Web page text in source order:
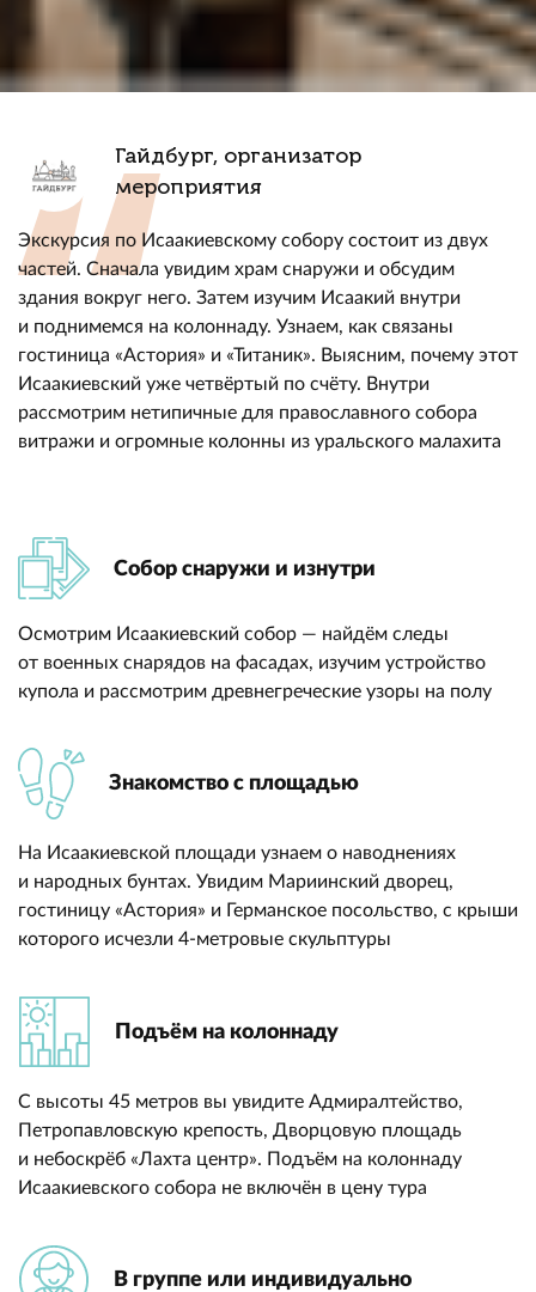
Гайдбург, организатор
мероприятия
Экскурсия по Исаакиевскому собору состоит из двух
частей. Сначала увидим храм снаружи и обсудим
здания вокруг него. Затем изучим Исаакий внутри
и поднимемся на колоннаду. Узнаем, как связаны
гостиница «Астория» и «Титаник». Выясним, почему этот
Исаакиевский уже четвёртый по счёту. Внутри
рассмотрим нетипичные для православного собора
витражи и огромные колонны из уральского малахита
Собор снаружи и изнутри
Осмотрим Исаакиевский собор — найдём следы
от военных снарядов на фасадах, изучим устройство
купола и рассмотрим древнегреческие узоры на полу
Знакомство с площадью
На Исаакиевской площади узнаем о наводнениях
и народных бунтах. Увидим Мариинский дворец,
гостиницу «Астория» и Германское посольство, с крыши
которого исчезли 4-метровые скульптуры
Подъём на колоннаду
С высоты 45 метров вы увидите Адмиралтейство,
Петропавловскую крепость, Дворцовую площадь
и небоскрёб «Лахта центр». Подъём на колоннаду
Исаакиевского собора не включён в цену тура
В группе или индивидуально